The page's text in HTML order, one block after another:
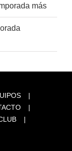
más